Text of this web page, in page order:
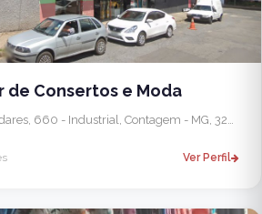
Consertos e Moda
R. Sen. Benedito Valadares, 660 - Industrial, Contagem - MG, 32223-030, Brasil
Ver Perfil